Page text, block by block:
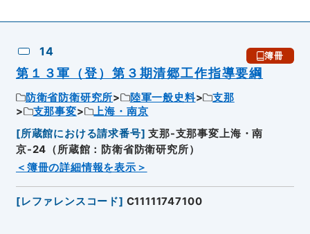
14 簿冊
第１３軍（登）第３期清郷工作指導要綱
防衛省防衛研究所 陸軍一般史料
支那
支那事変
上海・南京
[所蔵館における請求番号] 支那-支那事変上海・南
京-24（所蔵館：防衛省防衛研究所）
＜簿冊の詳細情報を表示＞
[レファレンスコード] C11111747100